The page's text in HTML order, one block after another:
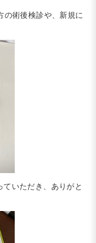
の術後検診や、新規に
いただき、ありがと